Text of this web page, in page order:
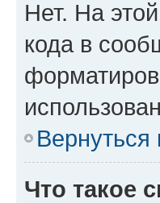
Нет. На
кода в
Вернуться
Что такое